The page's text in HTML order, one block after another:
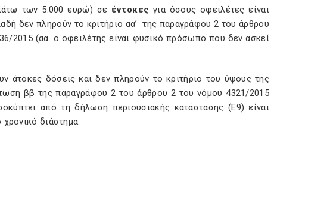
των 5.000 ευρώ) σε έντοκες για όσους οφειλέτες είναι
δεν πληρούν το κριτήριο αα’ της παραγράφου 2 του άρθρου
2015 (αα. ο οφειλέτης είναι φυσικό πρόσωπο που δεν ασκεί
άτοκες δόσεις και δεν πληρούν το κριτήριο του ύψους της
ββ της παραγράφου 2 του άρθρου 2 του νόμου 4321/2015
από τη δήλωση περιουσιακής κατάστασης (Ε9) είναι
χρονικό διάστημα.